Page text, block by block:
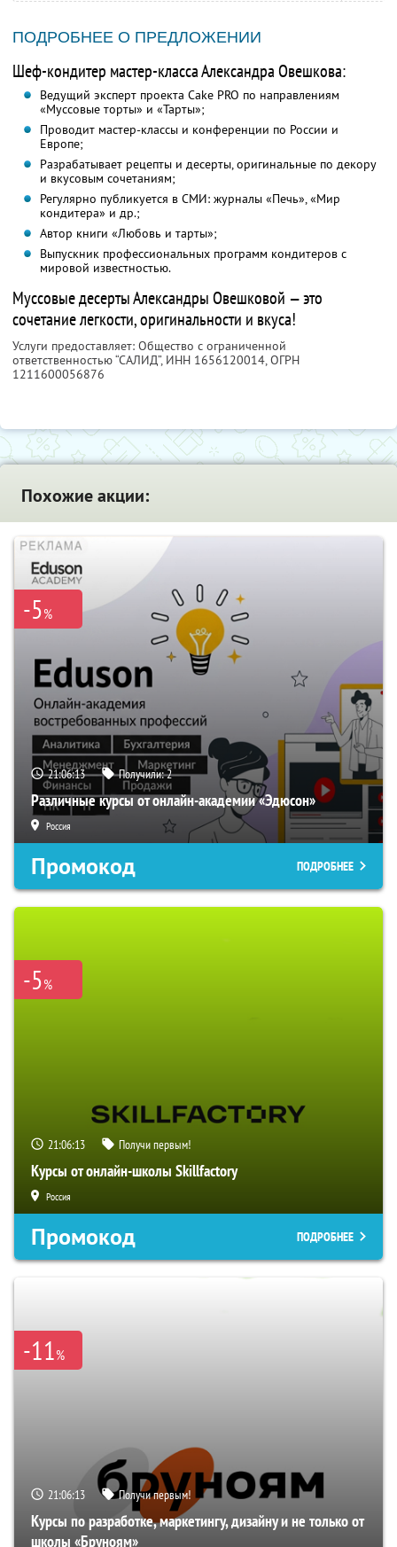
ПОДРОБНЕЕ О ПРЕДЛОЖЕНИИ
Шеф-кондитер мастер-класса Александра Овешкова:
Ведущий эксперт проекта Cake PRO по направлениям
«Муссовые торты» и «Тарты»;
Проводит мастер-классы и конференции по России и
Европе;
Разрабатывает рецепты и десерты, оригинальные по декору
и вкусовым сочетаниям;
Регулярно публикуется в СМИ: журналы «Печь», «Мир
кондитера» и др.;
Автор книги «Любовь и тарты»;
Выпускник профессиональных программ кондитеров с
мировой известностью.
Муссовые десерты Александры Овешковой — это
сочетание легкости, оригинальности и вкуса!
Услуги предоставляет: Общество с ограниченной
ответственностью “САЛИД”, ИНН 1656120014, ОГРН
1211600056876
Похожие акции:
-5%
21:06:12 Получили:2
Различные курсы от онлайн-академии «Эдюсон»
Россия
Промокод ПОДРОБНЕЕ
-5%
21:06:12 Получи первым!
Курсы от онлайн-школы Skillfactory
Россия
Промокод ПОДРОБНЕЕ
-11%
21:06:12 Получи первым!
Курсы по разработке, маркетингу, дизайну и не только от
школы «Бруноям»